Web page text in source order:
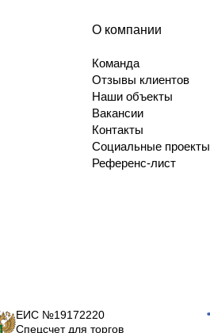
О компании
Команда
Отзывы клиентов
Наши объекты
Вакансии
Контакты
Социальные проекты
Референс-лист
ЕИС №19172220
Спецсчет для торгов